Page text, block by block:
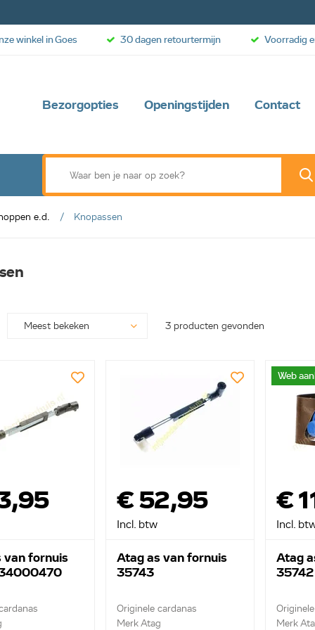
Bezorgopties Openingstijden Contact
winkel in Goes 30 dagen retourtermijn Voorradig
e.d. Knopassen
3 producten gevonden
van fornuis
€ 52,95
Incl. btw
Atag as van fornuis
35743
Originele cardanas
Merk Atag
Web
€
Incl.
Atag
35742
Merk